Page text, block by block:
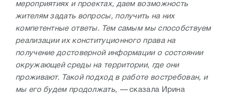
мероприятиях и проектах, даем возможность
жителям задать вопросы, получить на них
компетентные ответы. Тем самым мы способствуем
реализации их конституционного права на
получение достоверной информации о состоянии
окружающей среды на территории, где они
проживают. Такой подход в работе востребован, и
мы его будем продолжать, —сказала Ирина